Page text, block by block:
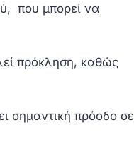
που μπορεί να
πρόκληση, καθώς
σημαντική πρόοδο σε